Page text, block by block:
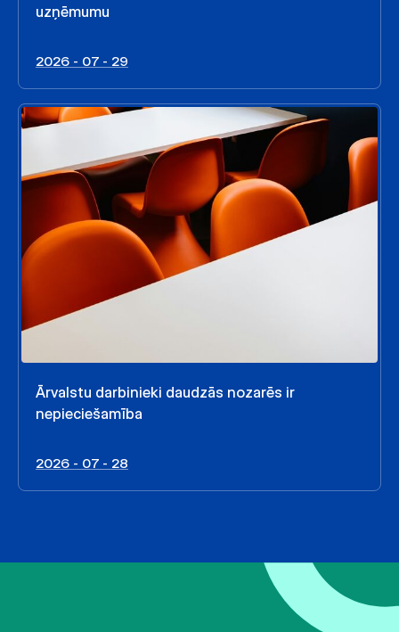
uzņēmumu
2026 - 07 - 29
Ārvalstu darbinieki daudzās nozarēs ir
nepieciešamība
2026 - 07 - 28